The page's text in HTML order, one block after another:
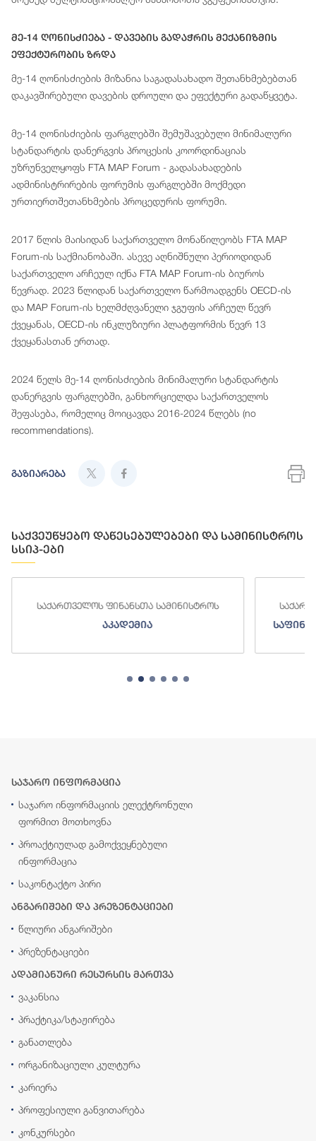
Მე-14 Ღონისძიება - Დავების Გადაჭრის Მექანიზმის
Ეფექტურობის Ზრდა
მე-14 ღონისძიების მიზანია საგადასახადო შეთანხმებებთან
დაკავშირებული დავების დროული და ეფექტური გადაწყვეტა.
მე-14 ღონისძიების ფარგლებში შემუშავებული მინიმალური
სტანდარტის დანერგვის პროცესის კოორდინაციას
უზრუნველყოფს FTA MAP Forum - გადასახადების
ადმინისტრირების ფორუმის ფარგლებში მოქმედი
ურთიერთშეთანხმების პროცედურის ფორუმი.
2017 წლის მაისიდან საქართველო მონაწილეობს FTA MAP
Forum-ის საქმიანობაში. ასევე აღნიშნული პერიოდიდან
საქართველო არჩეულ იქნა FTA MAP Forum-ის ბიუროს
წევრად. 2023 წლიდან საქართველო წარმოადგენს OECD-ის
და MAP Forum-ის ხელმძღვანელი ჯგუფის არჩეულ წევრ
ქვეყანას, OECD-ის ინკლუზიური პლატფორმის წევრ 13
ქვეყანასთან ერთად.
2024 წელს მე-14 ღონისძიების მინიმალური სტანდარტის
დანერგვის ფარგლებში, განხორციელდა საქართველოს
შეფასება, რომელიც მოიცავდა 2016-2024 წლებს (no
recommendations).
გაზიარება
საქვეუწყებო დაწესებულებები და სამინისტროს
სსიპ-ები
საქართველოს ფინანსთა სამინისტროს
აკადემია
საჯარო ინფორმაცია
საჯარო ინფორმაციის ელექტრონული
ფორმით მოთხოვნა
პროაქტიულად გამოქვეყნებული
ინფორმაცია
საკონტაქტო პირი
ანგარიშები და პრეზენტაციები
წლიური ანგარიშები
პრეზენტაციები
ადამიანური რესურსის მართვა
ვაკანსია
პრაქტიკა/სტაჟირება
განათლება
ორგანიზაციული კულტურა
კარიერა
პროფესიული განვითარება
კონკურსები